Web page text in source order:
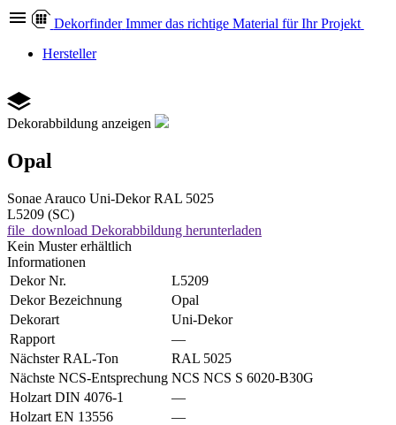
Dekorfinder Immer das richtige Material für Ihr Projekt
Hersteller
Dekorabbildung anzeigen
Opal
Sonae Arauco Uni-Dekor RAL 5025
L5209 (SC)
file_download Dekorabbildung herunterladen
Kein Muster erhältlich
Informationen
Dekor Nr.
L5209
Dekor Bezeichnung
Opal
Dekorart
Uni-Dekor
Rapport
—
Nächster RAL-Ton
RAL 5025
Nächste NCS-Entsprechung NCS NCS S 6020-B30G
Holzart DIN 4076-1
—
Holzart EN 13556
—